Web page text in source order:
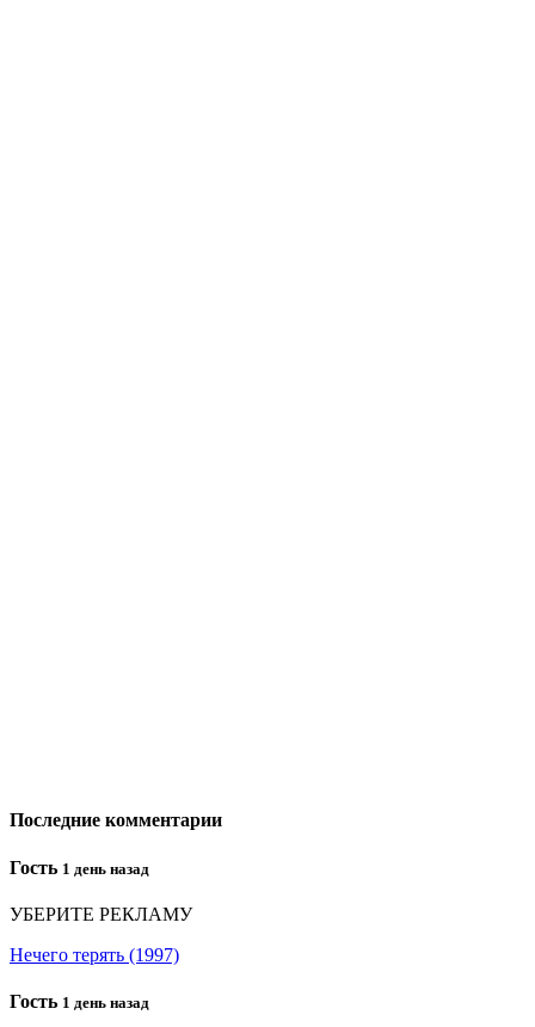
Последние комментарии
Гость 1 день назад
УБЕРИТЕ РЕКЛАМУ
Нечего терять (1997)
Гость 1 день назад